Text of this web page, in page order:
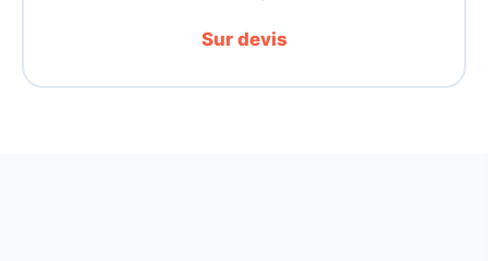
Sur devis